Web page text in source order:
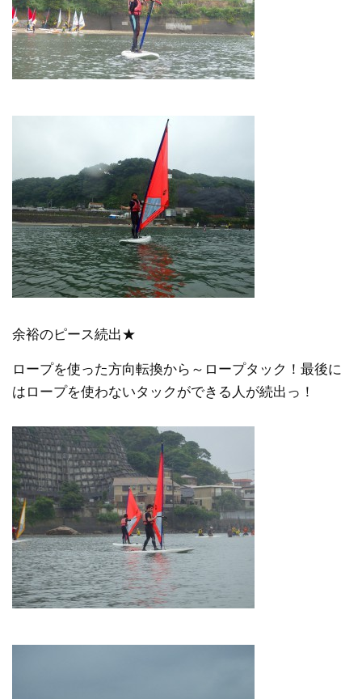
余裕のピース続出★
ロープを使った方向転換から～ロープタック！最後に
はロープを使わないタックができる人が続出っ！